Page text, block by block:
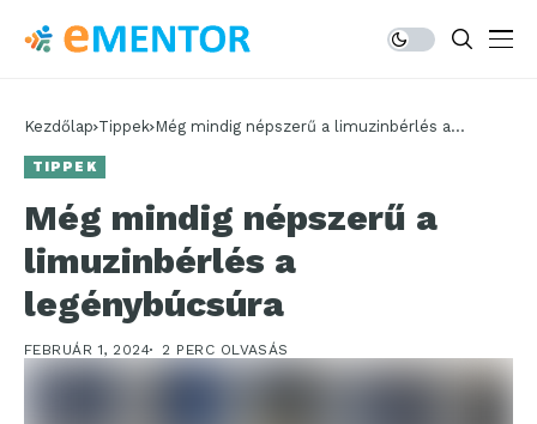
Kezdőlap Tippek Még mindig népszerű a limuzinbérlés a
TIPPEK
Még mindig népszerű a
limuzinbérlés a
legénybúcsúra
FEBRUÁR 1, 2024 2 PERC OLVASÁS